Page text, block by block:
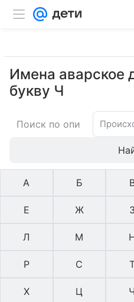
Имена аварское
букву Ч
А Б
Е Ж З
Л М
Р С
Х Ц Ч